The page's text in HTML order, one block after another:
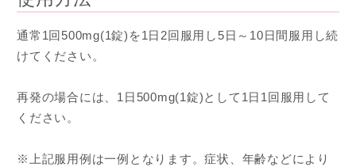
通常1回500mg(1錠)を1日2回服用し5日～10日間服用し続
けてください。
再発の場合には、1日500mg(1錠)として1日1回服用して
ください。
※上記服用例は一例となります。症状、年齢などにより